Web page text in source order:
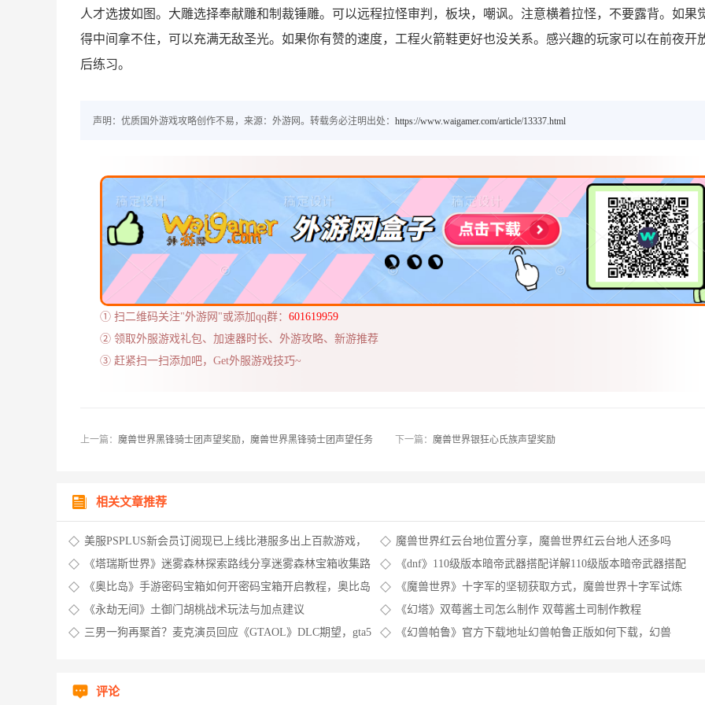
人才选拔如图。大雕选择奉献雕和制裁锤雕。可以远程拉怪审判，板块，嘲讽。注意横着拉怪，不要露背。如果
得中间拿不住，可以充满无敌圣光。如果你有赞的速度，工程火箭鞋更好也没关系。感兴趣的玩家可以在前夜开
后练习。
声明：优质国外游戏攻略创作不易，来源：外游网。转载务必注明出处： https://www.waigamer.com/article/13337.html
① 扫二维码关注"外游网"或添加qq群： 601619959
② 领取外服游戏礼包、加速器时长、外游攻略、新游推荐
③ 赶紧扫一扫添加吧，Get外服游戏技巧~
上一篇： 魔兽世界黑锋骑士团声望奖励，魔兽世界黑锋骑士团声望任务 下一篇： 魔兽世界银狂心氏族声望奖励
相关文章推荐
美服PSPLUS新会员订阅现已上线比港服多出上百款游戏，
psplus会员港服国服
魔兽世界红云台地位置分享，魔兽世界红云台地人还多吗
《塔瑞斯世界》迷雾森林探索路线分享迷雾森林宝箱收集路
线，瑞斯塔的皮
《dnf》110级版本暗帝武器搭配详解110级版本暗帝武器搭配
教程一览，dnf110级版本最新消息
《奥比岛》手游密码宝箱如何开密码宝箱开启教程，奥比岛
迷宫密码箱
《魔兽世界》十字军的坚韧获取方式，魔兽世界十字军试炼
教程，魔兽世界十字军的试炼怎么开启
《永劫无间》土御门胡桃战术玩法与加点建议
《幻塔》双莓酱土司怎么制作 双莓酱土司制作教程
三男一狗再聚首？麦克演员回应《GTAOL》DLC期望，gta5
《幻兽帕鲁》官方下载地址幻兽帕鲁正版如何下载，幻兽
评论